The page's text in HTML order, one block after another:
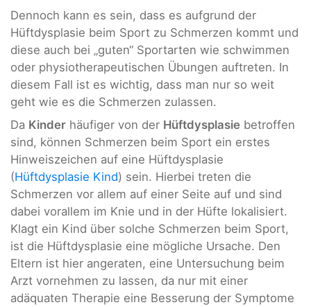
Dennoch kann es sein, dass es aufgrund der
Hüftdysplasie beim Sport zu Schmerzen kommt und
diese auch bei „guten“ Sportarten wie schwimmen
oder physiotherapeutischen Übungen auftreten. In
diesem Fall ist es wichtig, dass man nur so weit
geht wie es die Schmerzen zulassen.
Da Kinder häufiger von der Hüftdysplasie betroffen
sind, können Schmerzen beim Sport ein erstes
Hinweiszeichen auf eine Hüftdysplasie
(Hüftdysplasie Kind) sein. Hierbei treten die
Schmerzen vor allem auf einer Seite auf und sind
dabei vorallem im Knie und in der Hüfte lokalisiert.
Klagt ein Kind über solche Schmerzen beim Sport,
ist die Hüftdysplasie eine mögliche Ursache. Den
Eltern ist hier angeraten, eine Untersuchung beim
Arzt vornehmen zu lassen, da nur mit einer
adäquaten Therapie eine Besserung der Symptome